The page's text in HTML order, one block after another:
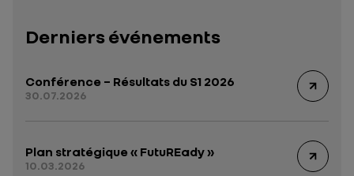
Derniers événements
Conférence – Résultats du S1 2026
30.07.2026
Plan stratégique « FutuREady »
10.03.2026